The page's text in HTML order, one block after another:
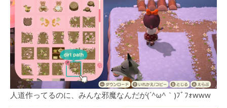
人道作ってるのに、みんな邪魔なんだが(´^ω^｀)ﾌﾞﾌｫwww